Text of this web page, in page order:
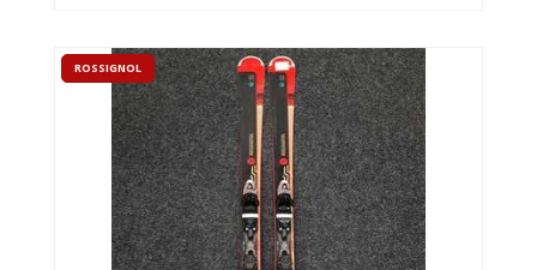
ROSSIGNOL